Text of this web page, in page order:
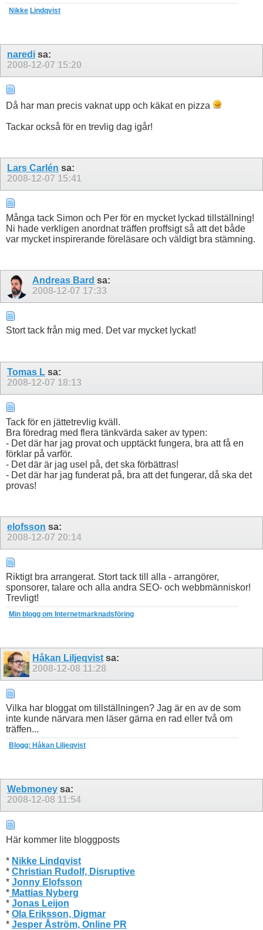
Nikke Lindqvist
naredi sa:
2008-12-07 15:20
Då har man precis vaknat upp och käkat en pizza
Tackar också för en trevlig dag igår!
Lars Carlén sa:
2008-12-07 15:41
Många tack Simon och Per för en mycket lyckad tillställning!
Ni hade verkligen anordnat träffen proffsigt så att det både
var mycket inspirerande föreläsare och väldigt bra stämning.
Andreas Bard sa:
2008-12-07 17:33
Stort tack från mig med. Det var mycket lyckat!
Tomas L sa:
2008-12-07 18:13
Tack för en jättetrevlig kväll.
Bra föredrag med flera tänkvärda saker av typen:
- Det där har jag provat och upptäckt fungera, bra att få en
förklar på varför.
- Det där är jag usel på, det ska förbättras!
- Det där har jag funderat på, bra att det fungerar, då ska det
provas!
elofsson sa:
2008-12-07 20:14
Riktigt bra arrangerat. Stort tack till alla - arrangörer,
sponsorer, talare och alla andra SEO- och webbmänniskor!
Trevligt!
Min blogg om Internetmarknadsföring
Håkan Liljeqvist sa:
2008-12-08 11:28
Vilka har bloggat om tillställningen? Jag är en av de som
inte kunde närvara men läser gärna en rad eller två om
träffen...
Blogg: Håkan Liljeqvist
Webmoney sa:
2008-12-08 11:54
Här kommer lite bloggposts
* Nikke Lindqvist
* Christian Rudolf, Disruptive
* Jonny Elofsson
* Mattias Nyberg
* Jonas Leijon
* Ola Eriksson, Digmar
* Jesper Åström, Online PR